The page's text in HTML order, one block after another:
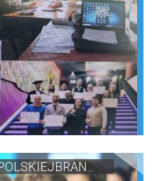
BRAN...